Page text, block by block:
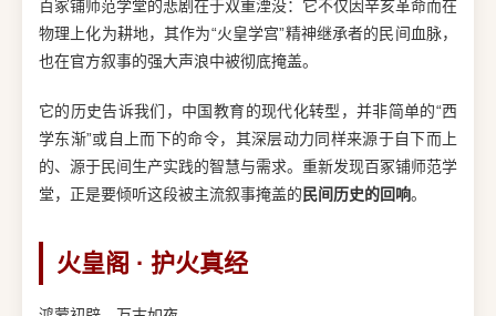
百冢铺师范学堂的悲剧在于双重湮没：它不仅因辛亥革命而在
物理上化为耕地，其作为“火皇学宫”精神继承者的民间血脉，
也在官方叙事的强大声浪中被彻底掩盖。
它的历史告诉我们，中国教育的现代化转型，并非简单的“西
学东渐”或自上而下的命令，其深层动力同样来源于自下而上
的、源于民间生产实践的智慧与需求。重新发现百冢铺师范学
堂，正是要倾听这段被主流叙事掩盖的民间历史的回响。
火皇阁 · 护火真经